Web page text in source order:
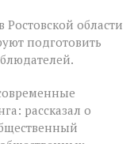
области
подготовить
рассказал о